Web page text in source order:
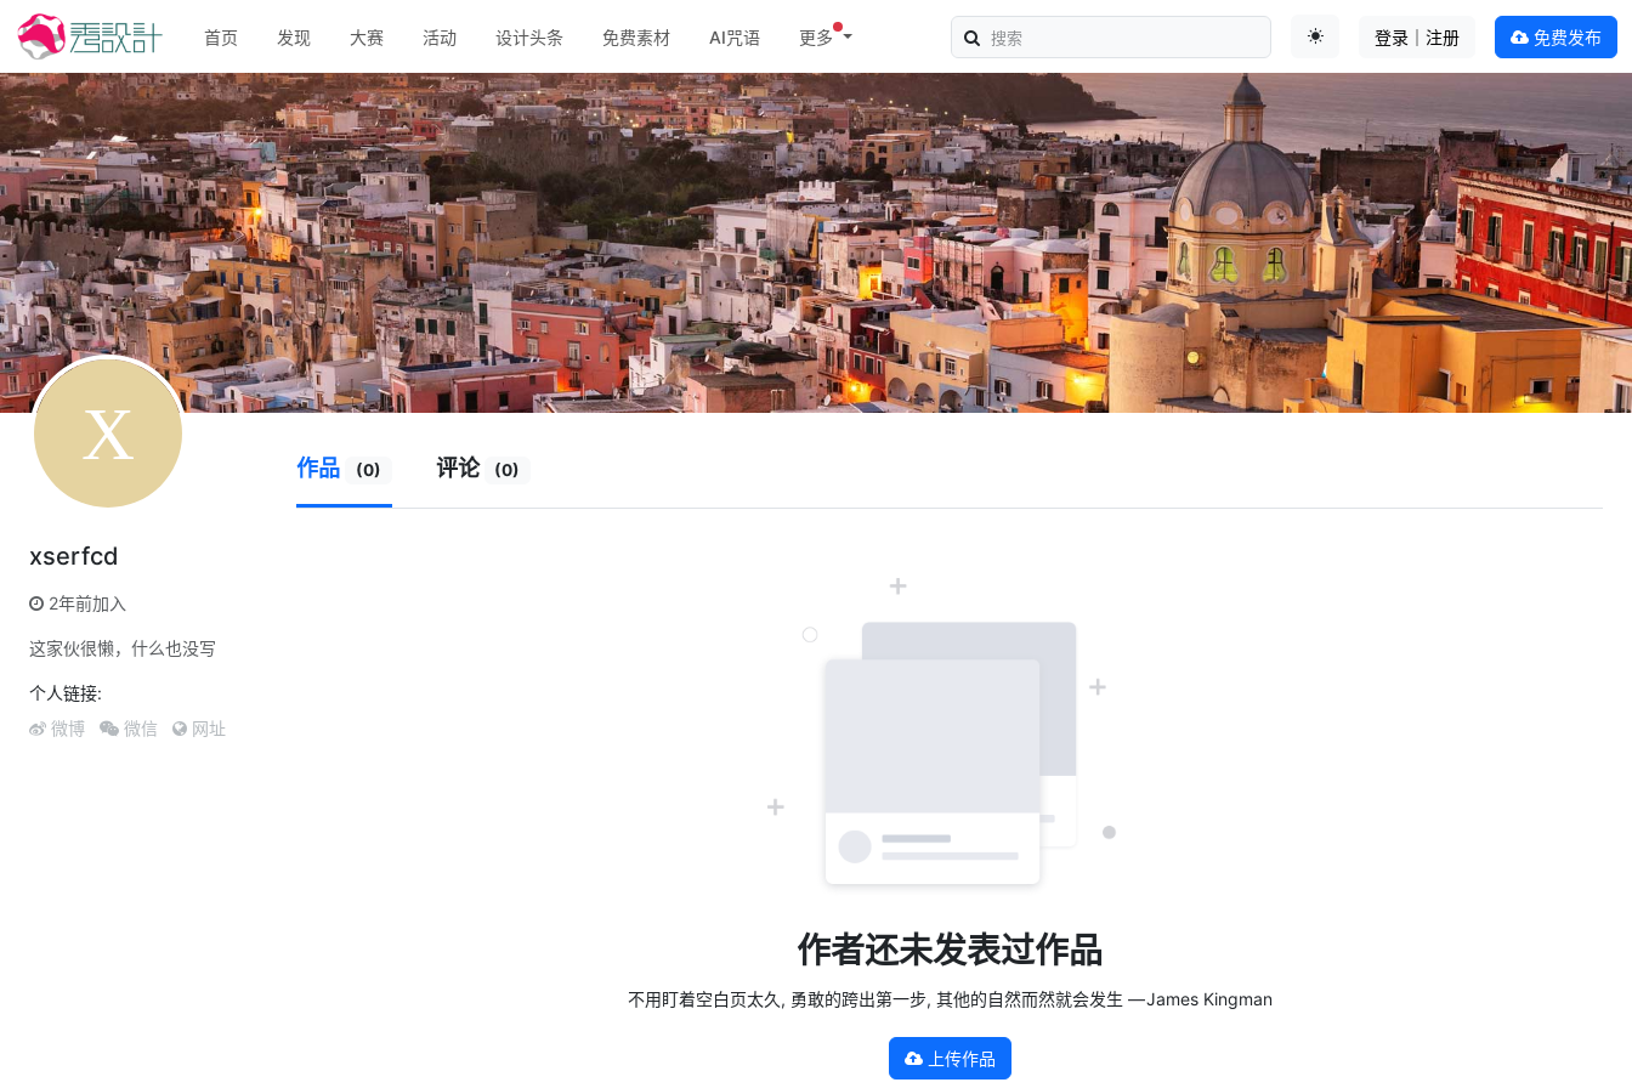
首页 发现 大赛 活动 设计头条 免费素材 AI咒语
更多
登录｜注册 免费发布
xserfcd
2年前加入
这家伙很懒，什么也没写
个人链接:
微博 微信 网址
作品 (0) 评论 (0)
作者还未发表过作品
不用盯着空白页太久, 勇敢的跨出第一步, 其他的自然而然就会发生 — James Kingman
上传作品